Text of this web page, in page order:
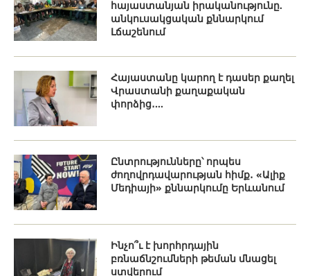
հայաստանյան իրականությունը.
անկուսակցական քննարկում
Լճաշենում
Հայաստանը կարող է դասեր քաղել
Վրաստանի քաղաքական
փորձից․...
Ընտրությունները՝ որպես
ժողովրդավարության հիմք․ «Ալիք
Մեդիայի» քննարկումը Երևանում
Ինչո՞ւ է խորհրդային
բռնաճնշումների թեման մնացել
ստվերում